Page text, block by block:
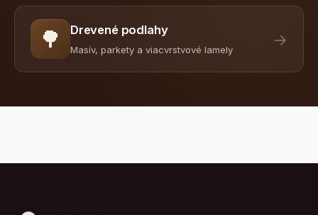
🌳 Drevené podlahy
Masív, parkety a viacvrstvové lamely
→